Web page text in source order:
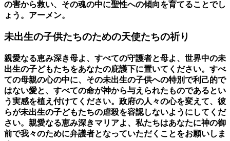
の害から救い、その魂の中に聖性への傾向を育てることでし
ょう。アーメン。
未出生の子供たちのための天使たちの祈り
親愛なる恵み深き母よ、すべての守護者と母よ、世界中の未
出生の子どもたちをあなたの庇護下に置いてください。すべ
ての母親の心の中に、その未出生の子供への特別で利己的で
はない愛と、すべての命が神から与えられたものであるとい
う実感を植え付けてください。政府の人々の心を変えて、彼
らが未出生の子どもたちの虐殺を容認しないようにしてくだ
さい。親愛なる恵み深きマリアよ、私たちはあなたに神の御
前で我々のために弁護者となっていただくことをお願いしま